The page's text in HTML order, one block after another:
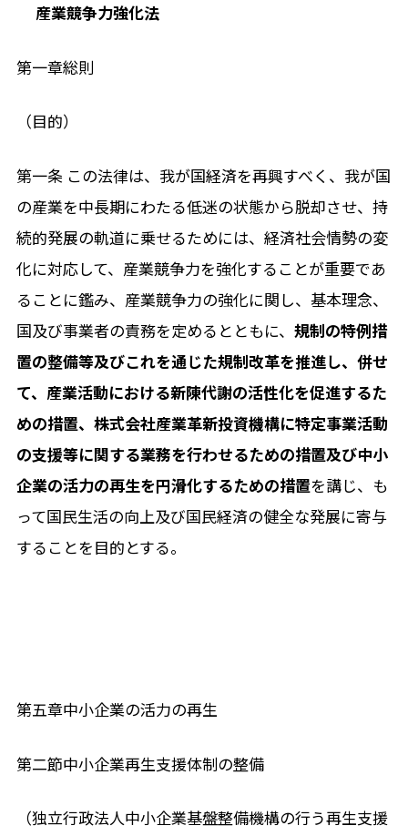
産業競争力強化法
第一章総則
（目的）
第一条 この法律は、我が国経済を再興すべく、我が国
の産業を中長期にわたる低迷の状態から脱却させ、持
続的発展の軌道に乗せるためには、経済社会情勢の変
化に対応して、産業競争力を強化することが重要であ
ることに鑑み、産業競争力の強化に関し、基本理念、
国及び事業者の責務を定めるとともに、 規制の特例措
置の整備等及びこれを通じた規制改革を推進し、併せ
て、産業活動における新陳代謝の活性化を促進するた
めの措置、株式会社産業革新投資機構に特定事業活動
の支援等に関する業務を行わせるための措置及び中小
企業の活力の再生を円滑化するための措置を講じ、も
って国民生活の向上及び国民経済の健全な発展に寄与
することを目的とする。
第五章中小企業の活力の再生
第二節中小企業再生支援体制の整備
（独立行政法人中小企業基盤整備機構の行う再生支援